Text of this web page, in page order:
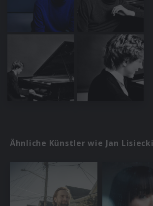
Ähnliche Künstler wie Jan Lisiecki